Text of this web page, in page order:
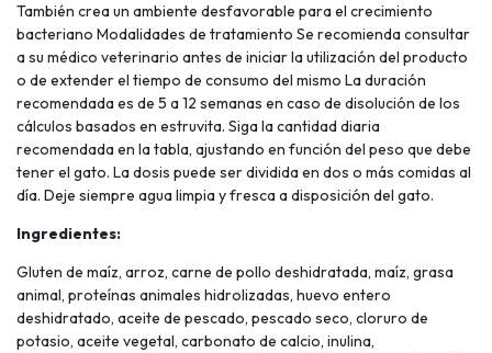
También crea un ambiente desfavorable para el crecimiento
bacteriano Modalidades de tratamiento Se recomienda consultar
a su médico veterinario antes de iniciar la utilización del producto
o de extender el tiempo de consumo del mismo La duración
recomendada es de 5 a 12 semanas en caso de disolución de los
cálculos basados en estruvita. Siga la cantidad diaria
recomendada en la tabla, ajustando en función del peso que debe
tener el gato. La dosis puede ser dividida en dos o más comidas al
día. Deje siempre agua limpia y fresca a disposición del gato.
Ingredientes:
Gluten de maíz, arroz, carne de pollo deshidratada, maíz, grasa
animal, proteínas animales hidrolizadas, huevo entero
deshidratado, aceite de pescado, pescado seco, cloruro de
potasio, aceite vegetal, carbonato de calcio, inulina,